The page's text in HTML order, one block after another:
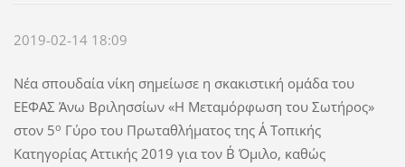
2019-02-14 18:09
Νέα σπουδαία νίκη σημείωσε η σκακιστική ομάδα του
ΕΕΦΑΣ Άνω Βριλησσίων «Η Μεταμόρφωση του Σωτήρος»
στον 5ο Γύρο του Πρωταθλήματος της Α΄ Τοπικής
Κατηγορίας Αττικής 2019 για τον Β΄ Όμιλο, καθώς